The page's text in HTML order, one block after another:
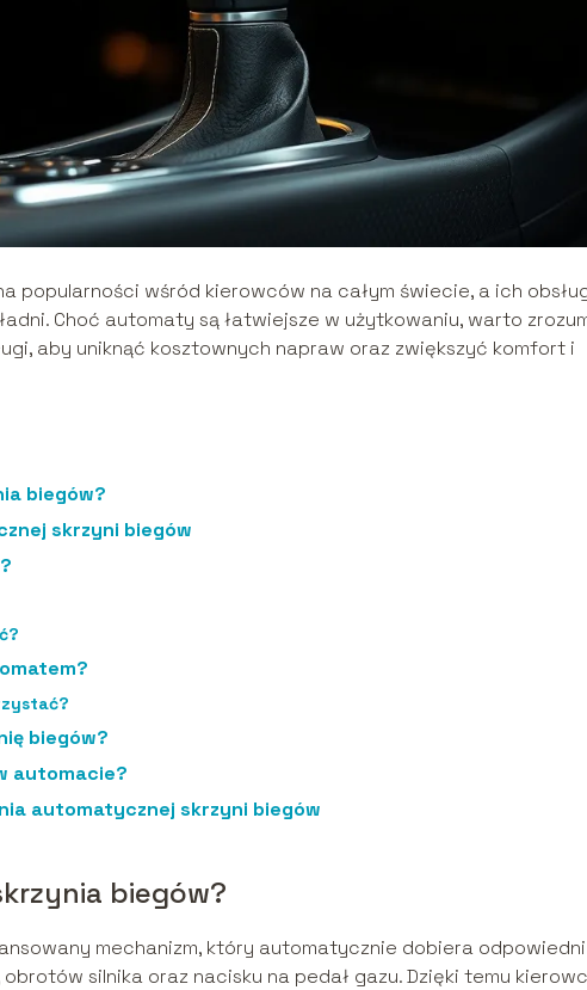
popularności wśród kierowców na całym świecie, a ich
Choć automaty są łatwiejsze w użytkowaniu, warto
aby uniknąć kosztownych napraw oraz zwiększyć komfort i
biegów?
skrzyni biegów
biegów?
automacie?
automatycznej skrzyni biegów
biegów?
mechanizm, który automatycznie dobiera odpowiedni
silnika oraz nacisku na pedał gazu. Dzięki temu